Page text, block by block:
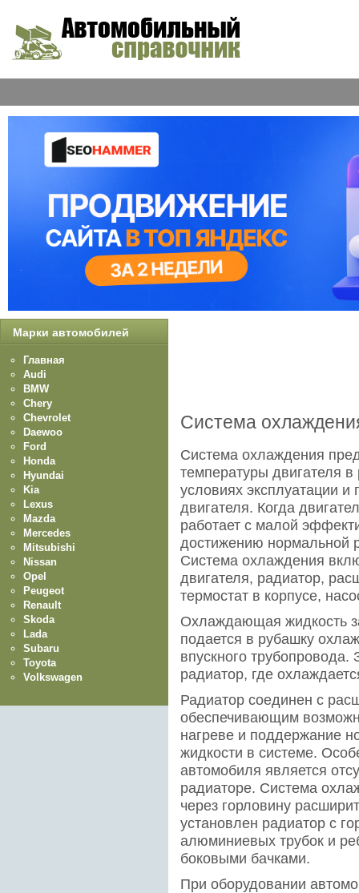
Система
Система охлаждения
температуры двигателя
условиях эксплуатации и
двигателя. Когда
работает с малой
достижению нормальной
Система охлаждения
двигателя, радиатор,
термостат в корпусе,
Охлаждающая жидкость
подается в рубашку
впускного трубопровода.
радиатор, где
Радиатор соединен с
обеспечивающим
нагреве и поддержание
жидкости в системе.
автомобиля является
радиаторе. Система
через горловину
установлен радиатор с
алюминиевых трубок и
боковыми бачками.
При оборудовании
Марки автомобилей
Главная
Audi
BMW
Chery
Chevrolet
Daewoo
Ford
Honda
Hyundai
Kia
Lexus
Mazda
Mercedes
Mitsubishi
Nissan
Opel
Peugeot
Renault
Skoda
Lada
Subaru
Toyota
Volkswagen